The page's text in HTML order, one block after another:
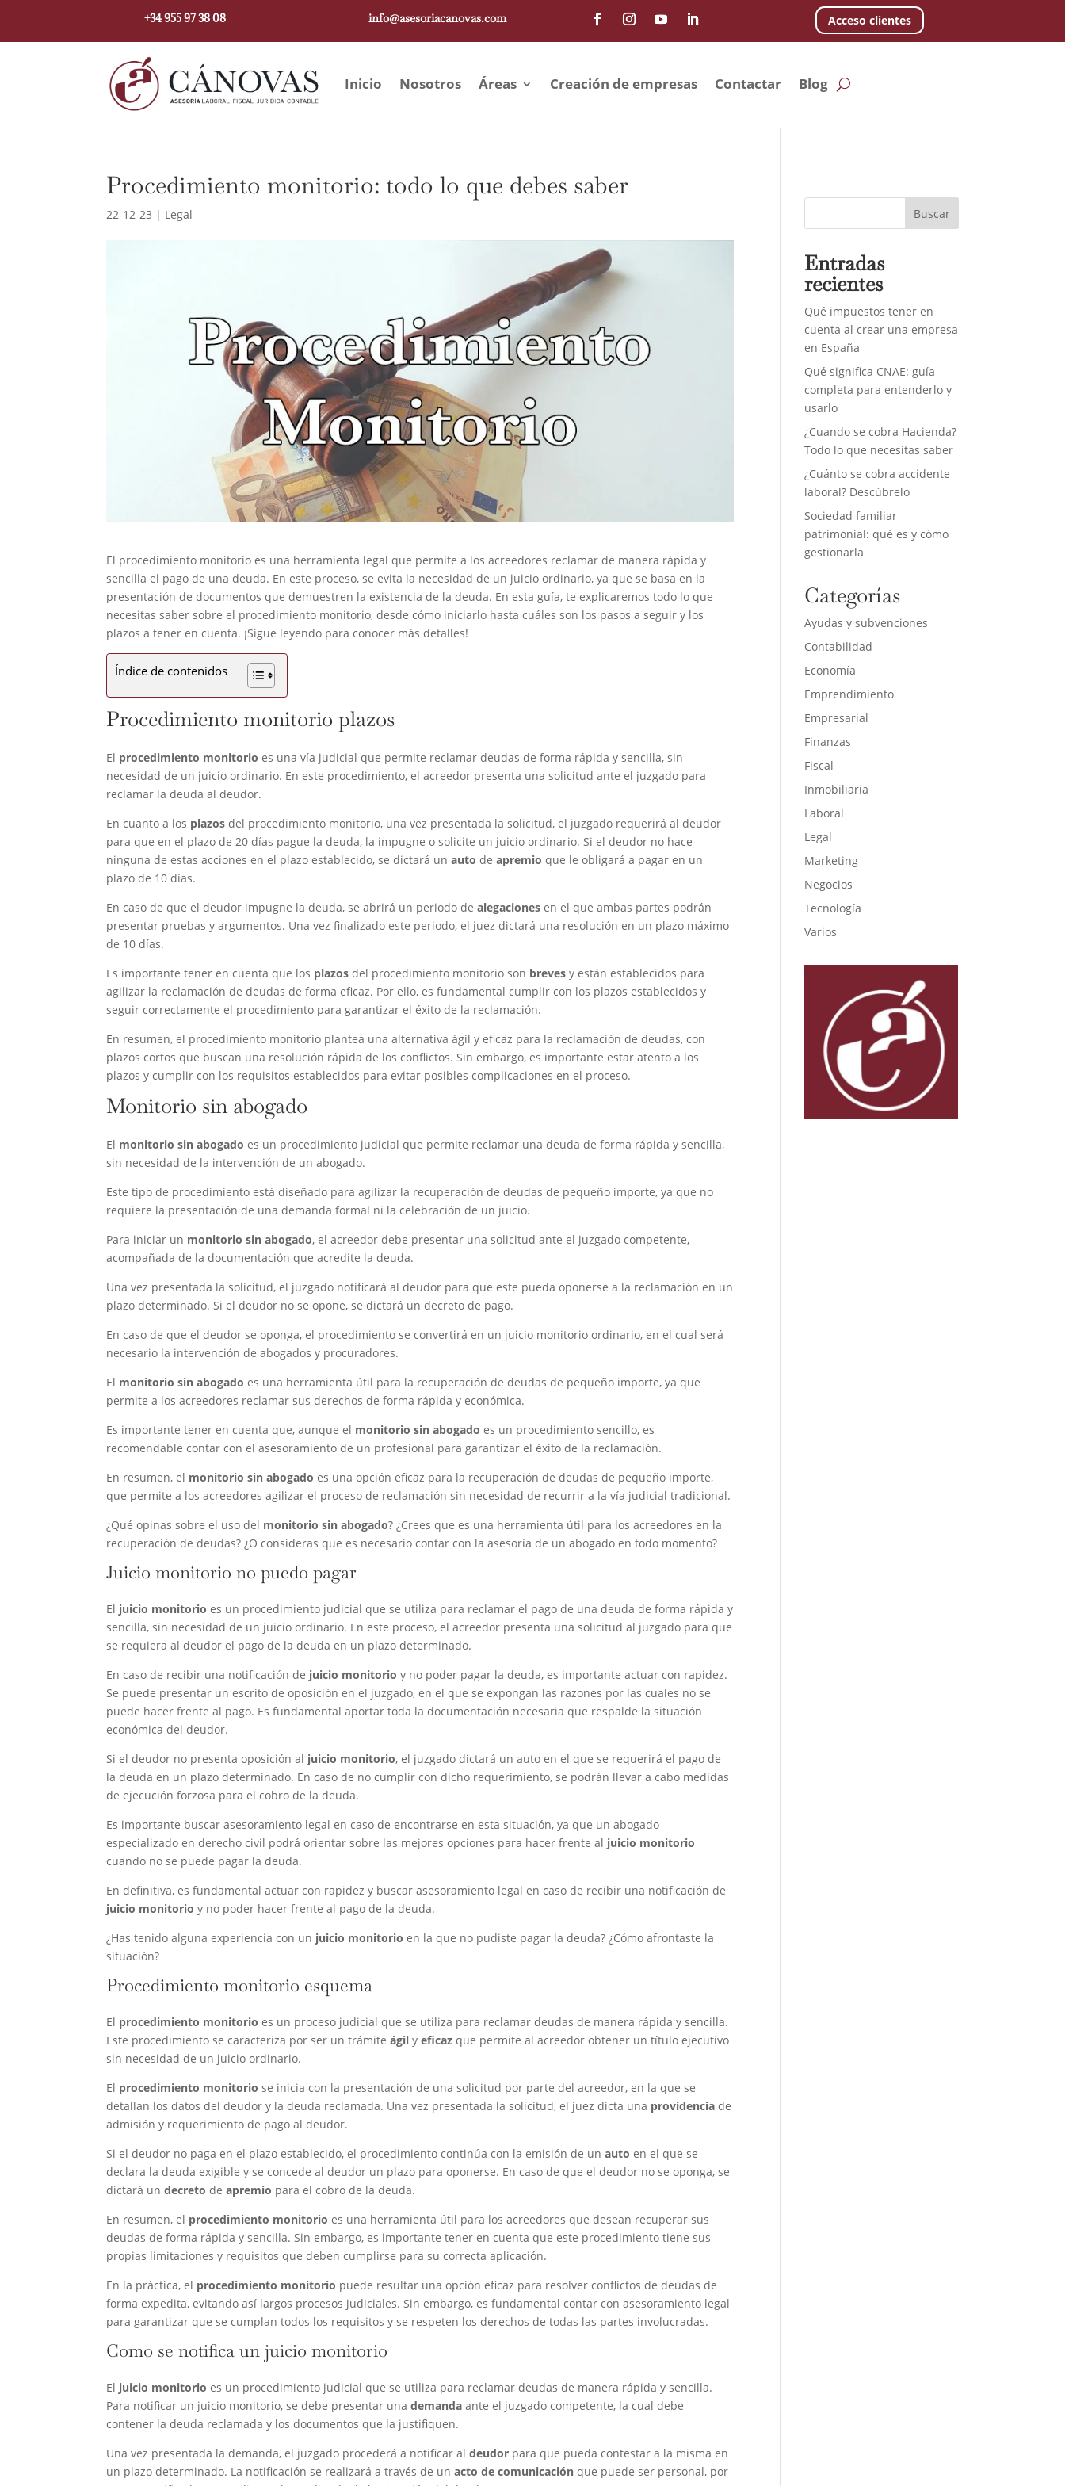
+34 955 97 38 08 info@asesoriacanovas.com Acceso clientes
Inicio Nosotros Áreas Creación de empresas Contactar Blog
Procedimiento monitorio: todo lo que debes saber
22-12-23 | Legal
El procedimiento monitorio es una herramienta legal que permite a los acreedores reclamar de manera rápida y
sencilla el pago de una deuda. En este proceso, se evita la necesidad de un juicio ordinario, ya que se basa en la
presentación de documentos que demuestren la existencia de la deuda. En esta guía, te explicaremos todo lo que
necesitas saber sobre el procedimiento monitorio, desde cómo iniciarlo hasta cuáles son los pasos a seguir y los
plazos a tener en cuenta. ¡Sigue leyendo para conocer más detalles!
Índice de contenidos
Procedimiento monitorio plazos
El procedimiento monitorio es una vía judicial que permite reclamar deudas de forma rápida y sencilla, sin
necesidad de un juicio ordinario. En este procedimiento, el acreedor presenta una solicitud ante el juzgado para
reclamar la deuda al deudor.
En cuanto a los plazos del procedimiento monitorio, una vez presentada la solicitud, el juzgado requerirá al deudor
para que en el plazo de 20 días pague la deuda, la impugne o solicite un juicio ordinario. Si el deudor no hace
ninguna de estas acciones en el plazo establecido, se dictará unauto deapremio que le obligará a pagar en un
plazo de 10 días.
En caso de que el deudor impugne la deuda, se abrirá un periodo dealegaciones en el que ambas partes podrán
presentar pruebas y argumentos. Una vez finalizado este periodo, el juez dictará una resolución en un plazo máximo
de 10 días.
Es importante tener en cuenta que los plazos del procedimiento monitorio son breves y están establecidos para
agilizar la reclamación de deudas de forma eficaz. Por ello, es fundamental cumplir con los plazos establecidos y
seguir correctamente el procedimiento para garantizar el éxito de la reclamación.
En resumen, el procedimiento monitorio plantea una alternativa ágil y eficaz para la reclamación de deudas, con
plazos cortos que buscan una resolución rápida de los conflictos. Sin embargo, es importante estar atento a los
plazos y cumplir con los requisitos establecidos para evitar posibles complicaciones en el proceso.
Monitorio sin abogado
El monitorio sin abogado es un procedimiento judicial que permite reclamar una deuda de forma rápida y sencilla,
sin necesidad de la intervención de un abogado.
Este tipo de procedimiento está diseñado para agilizar la recuperación de deudas de pequeño importe, ya que no
requiere la presentación de una demanda formal ni la celebración de un juicio.
Para iniciar un monitorio sin abogado, el acreedor debe presentar una solicitud ante el juzgado competente,
acompañada de la documentación que acredite la deuda.
Una vez presentada la solicitud, el juzgado notificará al deudor para que este pueda oponerse a la reclamación en un
plazo determinado. Si el deudor no se opone, se dictará un decreto de pago.
En caso de que el deudor se oponga, el procedimiento se convertirá en un juicio monitorio ordinario, en el cual será
necesario la intervención de abogados y procuradores.
El monitorio sin abogado es una herramienta útil para la recuperación de deudas de pequeño importe, ya que
permite a los acreedores reclamar sus derechos de forma rápida y económica.
Es importante tener en cuenta que, aunque el monitorio sin abogado es un procedimiento sencillo, es
recomendable contar con el asesoramiento de un profesional para garantizar el éxito de la reclamación.
En resumen, el monitorio sin abogado es una opción eficaz para la recuperación de deudas de pequeño importe,
que permite a los acreedores agilizar el proceso de reclamación sin necesidad de recurrir a la vía judicial tradicional.
¿Qué opinas sobre el uso del monitorio sin abogado? ¿Crees que es una herramienta útil para los acreedores en la
recuperación de deudas? ¿O consideras que es necesario contar con la asesoría de un abogado en todo momento?
Juicio monitorio no puedo pagar
El juicio monitorio es un procedimiento judicial que se utiliza para reclamar el pago de una deuda de forma rápida y
sencilla, sin necesidad de un juicio ordinario. En este proceso, el acreedor presenta una solicitud al juzgado para que
se requiera al deudor el pago de la deuda en un plazo determinado.
En caso de recibir una notificación de juicio monitorio y no poder pagar la deuda, es importante actuar con rapidez.
Se puede presentar un escrito de oposición en el juzgado, en el que se expongan las razones por las cuales no se
puede hacer frente al pago. Es fundamental aportar toda la documentación necesaria que respalde la situación
económica del deudor.
Si el deudor no presenta oposición al juicio monitorio, el juzgado dictará un auto en el que se requerirá el pago de
la deuda en un plazo determinado. En caso de no cumplir con dicho requerimiento, se podrán llevar a cabo medidas
de ejecución forzosa para el cobro de la deuda.
Es importante buscar asesoramiento legal en caso de encontrarse en esta situación, ya que un abogado
especializado en derecho civil podrá orientar sobre las mejores opciones para hacer frente al juicio monitorio
cuando no se puede pagar la deuda.
En definitiva, es fundamental actuar con rapidez y buscar asesoramiento legal en caso de recibir una notificación de
juicio monitorio y no poder hacer frente al pago de la deuda.
¿Has tenido alguna experiencia con un juicio monitorio en la que no pudiste pagar la deuda? ¿Cómo afrontaste la
situación?
Procedimiento monitorio esquema
El procedimiento monitorio es un proceso judicial que se utiliza para reclamar deudas de manera rápida y sencilla.
Este procedimiento se caracteriza por ser un trámiteágil yeficaz que permite al acreedor obtener un título ejecutivo
sin necesidad de un juicio ordinario.
El procedimiento monitorio se inicia con la presentación de una solicitud por parte del acreedor, en la que se
detallan los datos del deudor y la deuda reclamada. Una vez presentada la solicitud, el juez dicta una providencia de
admisión y requerimiento de pago al deudor.
Si el deudor no paga en el plazo establecido, el procedimiento continúa con la emisión de unauto en el que se
declara la deuda exigible y se concede al deudor un plazo para oponerse. En caso de que el deudor no se oponga, se
dictará undecreto deapremio para el cobro de la deuda.
En resumen, el procedimiento monitorio es una herramienta útil para los acreedores que desean recuperar sus
deudas de forma rápida y sencilla. Sin embargo, es importante tener en cuenta que este procedimiento tiene sus
propias limitaciones y requisitos que deben cumplirse para su correcta aplicación.
En la práctica, el procedimiento monitorio puede resultar una opción eficaz para resolver conflictos de deudas de
forma expedita, evitando así largos procesos judiciales. Sin embargo, es fundamental contar con asesoramiento legal
para garantizar que se cumplan todos los requisitos y se respeten los derechos de todas las partes involucradas.
Como se notifica un juicio monitorio
El juicio monitorio es un procedimiento judicial que se utiliza para reclamar deudas de manera rápida y sencilla.
Para notificar un juicio monitorio, se debe presentar unademanda ante el juzgado competente, la cual debe
contener la deuda reclamada y los documentos que la justifiquen.
Una vez presentada la demanda, el juzgado procederá a notificar aldeudor para que pueda contestar a la misma en
un plazo determinado. La notificación se realizará a través de unacto de comunicación que puede ser personal, por
Buscar
Entradas
recientes
Qué impuestos tener en
cuenta al crear una empresa
en España
Qué significa CNAE: guía
completa para entenderlo y
usarlo
¿Cuando se cobra Hacienda?
Todo lo que necesitas saber
¿Cuánto se cobra accidente
laboral? Descúbrelo
Sociedad familiar
patrimonial: qué es y cómo
gestionarla
Categorías
Ayudas y subvenciones
Contabilidad
Economía
Emprendimiento
Empresarial
Finanzas
Fiscal
Inmobiliaria
Laboral
Legal
Marketing
Negocios
Tecnología
Varios